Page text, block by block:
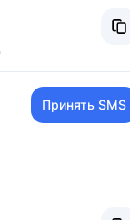
Принять SMS